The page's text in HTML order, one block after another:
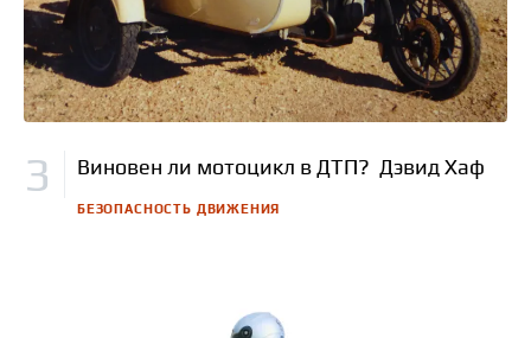
Виновен ли мотоцикл в ДТП? Дэвид Хаф
БЕЗОПАСНОСТЬ ДВИЖЕНИЯ